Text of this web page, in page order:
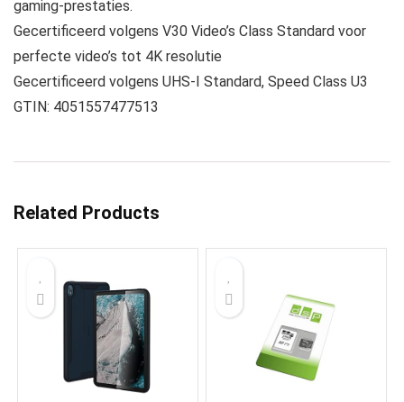
gaming-prestaties.
Gecertificeerd volgens V30 Video’s Class Standard voor
perfecte video’s tot 4K resolutie
Gecertificeerd volgens UHS-I Standard, Speed Class U3
GTIN: 4051557477513
Related Products